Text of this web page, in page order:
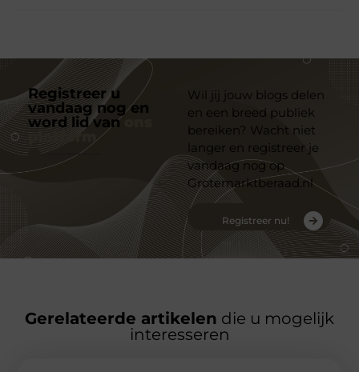
Registreer u
vandaag nog en
word lid van
platform
Wil jij jouw blogs delen
en een breed publiek
bereiken? Wacht niet
langer en registreer je
vandaag nog op
Grotemarktberaad.nl
Registreer nu!
Gerelateerde artikelen die u mogelijk
interesseren